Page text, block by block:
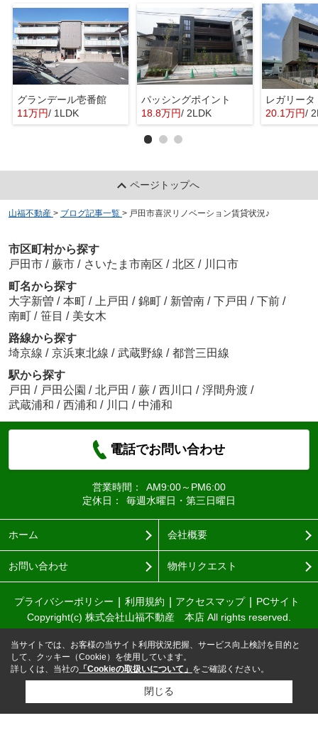
グランデール壱番館
11万円/ 1LDK
パッシングポイント
18.8万円/ 2LDK
レガリータ
20.1万円/
ページトップへ
山福不動産 > ブログ記事一覧 > 戸田市喜沢リノベーション賃貸状況♪
市区町村から探す
戸田市 / 蕨市 / さいたま市南区 / 北区 / 川口市
町名から探す
大字新曽 / 本町 / 上戸田 / 錦町 / 新曽南 / 下戸田 / 下前 /
南町 / 笹目 / 美女木
路線から探す
埼京線 / 京浜東北線 / 武蔵野線 / 都営三田線
駅から探す
戸田 / 戸田公園 / 北戸田 / 蕨 / 西川口 / 浮間舟渡 /
武蔵浦和 / 西浦和 / 川口 / 中浦和
電話でお問い合わせ
営業時間：
AM9:00～PM6:00
定休日：
毎週水曜日・第三日曜日
ホーム 会社概要
お問い合わせ 物件リクエスト
プライバシーポリシー 利用規約 アクセスマップ
PCサイト
Copyright(c) 株式会社山福不動産 本店 All rights reserved.
当サイトでは、お客様の当サイト利用状況把握、サービス向上検討を目的と
して、クッキー（Cookie）を使用しています。
詳しくは、当社の 「Cookieの取扱いについて」 をご確認ください。
閉じる